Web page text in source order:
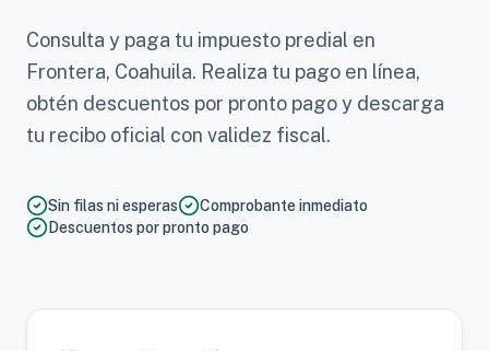
Consulta y paga tu impuesto predial en
Frontera, Coahuila. Realiza tu pago en línea,
obtén descuentos por pronto pago y descarga
tu recibo oficial con validez fiscal.
Sin filas ni esperas
Comprobante inmediato
Descuentos por pronto pago